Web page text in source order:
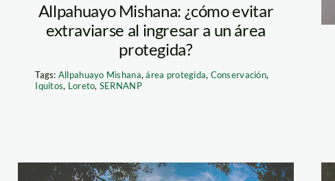
Allpahuayo Mishana: ¿cómo evitar
extraviarse al ingresar a un área
protegida?
Tags: Allpahuayo Mishana,área protegida, Conservación,
Iquitos, Loreto, SERNANP